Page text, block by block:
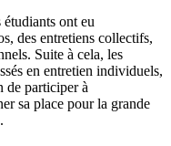
étudiants ont eu
des entretiens collectifs,
Suite à cela, les
en entretien individuels,
de participer à
sa place pour la grande
.